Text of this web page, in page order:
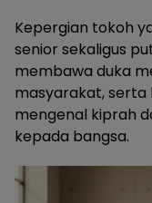
Kepergian tokoh
senior sekaligus
membawa duka
masyarakat, serta
mengenal kiprah
kepada bangsa.